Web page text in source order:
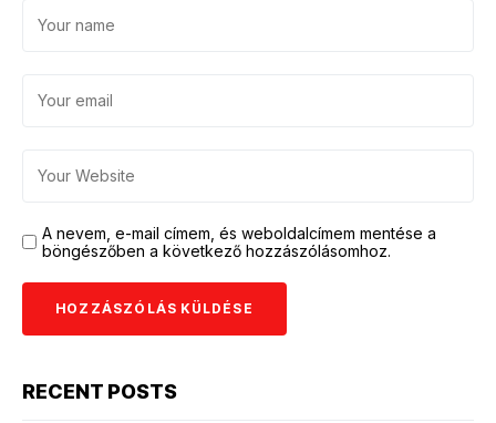
A nevem, e-mail címem, és weboldalcímem mentése a
böngészőben a következő hozzászólásomhoz.
RECENT POSTS